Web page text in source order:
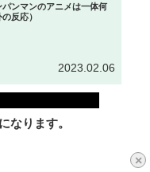
×
ンマンのアニメは一体何
反応）
2023.02.06
なります。